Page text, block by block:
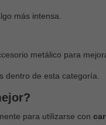
más intensa.
metálico para
dentro de esta categoría.
para utilizarse con